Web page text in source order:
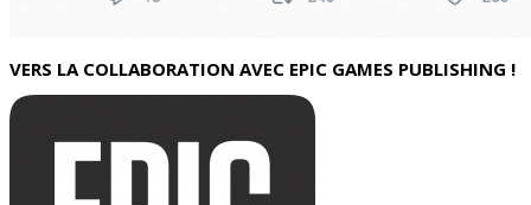
VERS LA COLLABORATION AVEC EPIC GAMES PUBLISHING !